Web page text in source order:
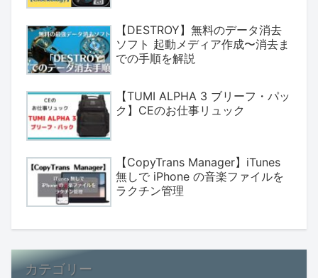
【DESTROY】無料のデータ消去
ソフト 起動メディア作成〜消去ま
での手順を解説
【TUMI ALPHA 3 ブリーフ・パッ
ク】CEのお仕事リュック
【CopyTrans Manager】iTunes
無しで iPhone の音楽ファイルを
ラクチン管理
カテゴリー